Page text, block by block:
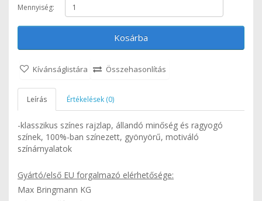
Mennyiség:
Kosárba
Kívánságlistára Összehasonlítás
Leírás Értékelések (0)
-klasszikus színes rajzlap, állandó minőség és ragyogó
színek, 100%-ban színezett, gyönyörű, motiváló
színárnyalatok
Gyártó/első EU forgalmazó elérhetősége:
Max Bringmann KG